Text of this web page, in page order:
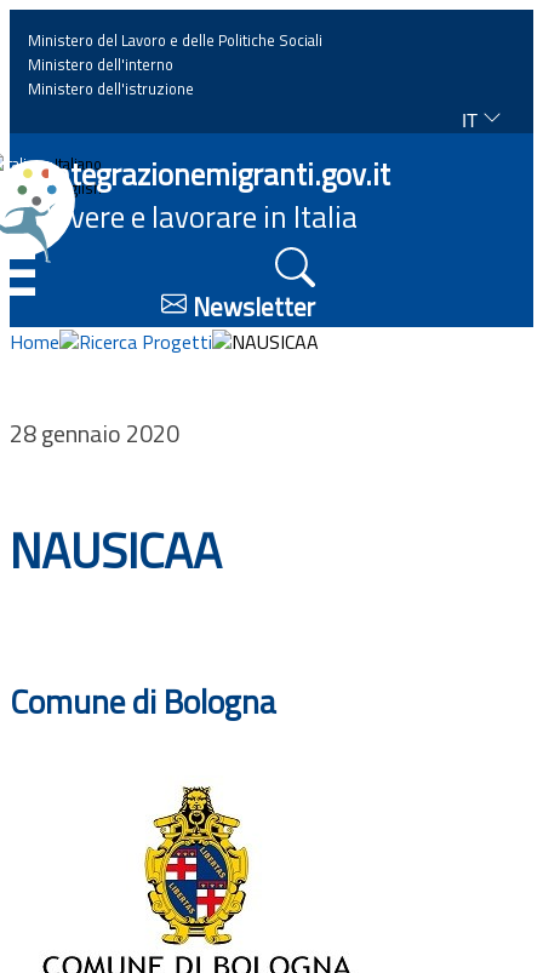
Home
News
Approfondimenti
Normativa
Documenti
Guide
Ministero del Lavoro e delle Politiche Sociali
Ministero dell'interno
Ministero dell'istruzione
IT
Italiano
English
Integrazionemigranti.gov.it
Vivere e lavorare in Italia
Newsletter
Home Ricerca Progetti NAUSICAA
28 gennaio 2020
NAUSICAA
Comune di Bologna